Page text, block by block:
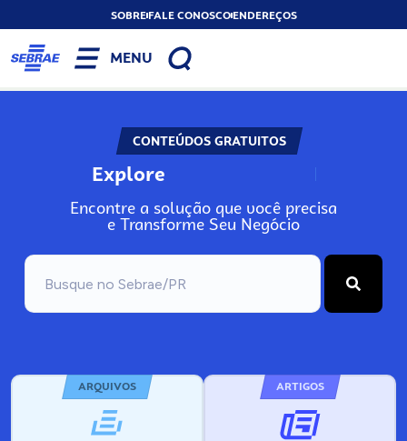
SOBREFALE CONOSCOENDEREÇOS
MENU
CONTEÚDOS GRATUITOS
Explore N
Encontre a solução que você precisa
e Transforme Seu Negócio
ARQUIVOS ARTIGOS